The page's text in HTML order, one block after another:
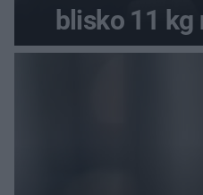
blisko 11 kg